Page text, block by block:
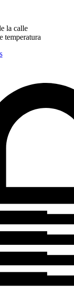
la calle
temperatura